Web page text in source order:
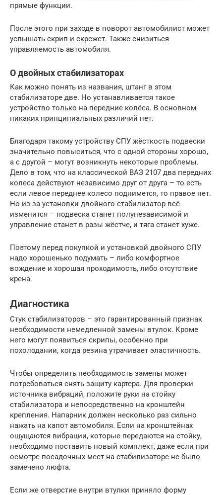
прямые функции.
После этого при заходе в поворот автомобилист может
услышать скрип и скрежет. Также снизиться
управляемость автомобиля.
О двойных стабилизаторах
Как можно понять из названия, штанг в этом
стабилизаторе две. Но устанавливается такое
устройство только на передние колёса. В основном
никаких принципиальных различий нет.
Благодаря такому устройству СПУ жёсткость подвески
значительно повыситься, что с одной стороны хорошо,
а с другой – могут возникнуть некоторые проблемы.
Дело в том, что на классической ВАЗ 2107 два передних
колеса действуют независимо друг от друга – то есть
если левое переднее колесо поднимется, то правое нет.
Но из-за установки двойного стабилизатор всё
изменится – подвеска станет полунезависимой и
управление станет в разы жёстче, и тяга станет хуже.
Поэтому перед покупкой и установкой двойного СПУ
надо хорошенько подумать – либо комфортное
вождение и хорошая проходимость, либо отсутствие
крена.
Диагностика
Стук стабилизаторов – это гарантированный признак
необходимости немедленной замены втулок. Кроме
него могут появиться скрипы, особенно при
похолодании, когда резина утрачивает эластичность.
Чтобы определить необходимость замены может
потребоваться снять защиту картера. Для проверки
источника вибраций, положите руки на стойку
стабилизатора и непосредственно на кронштейн
крепления. Напарник должен несколько раз сильно
нажать на капот автомобиля. Если на кронштейнах
ощущаются вибрации, которые передаются на стойку,
необходимо поставить новый комплект, даже если при
осмотре посадочных мест на стабилизаторе не было
замечено люфта.
Если же отверстие внутри втулки приняло форму